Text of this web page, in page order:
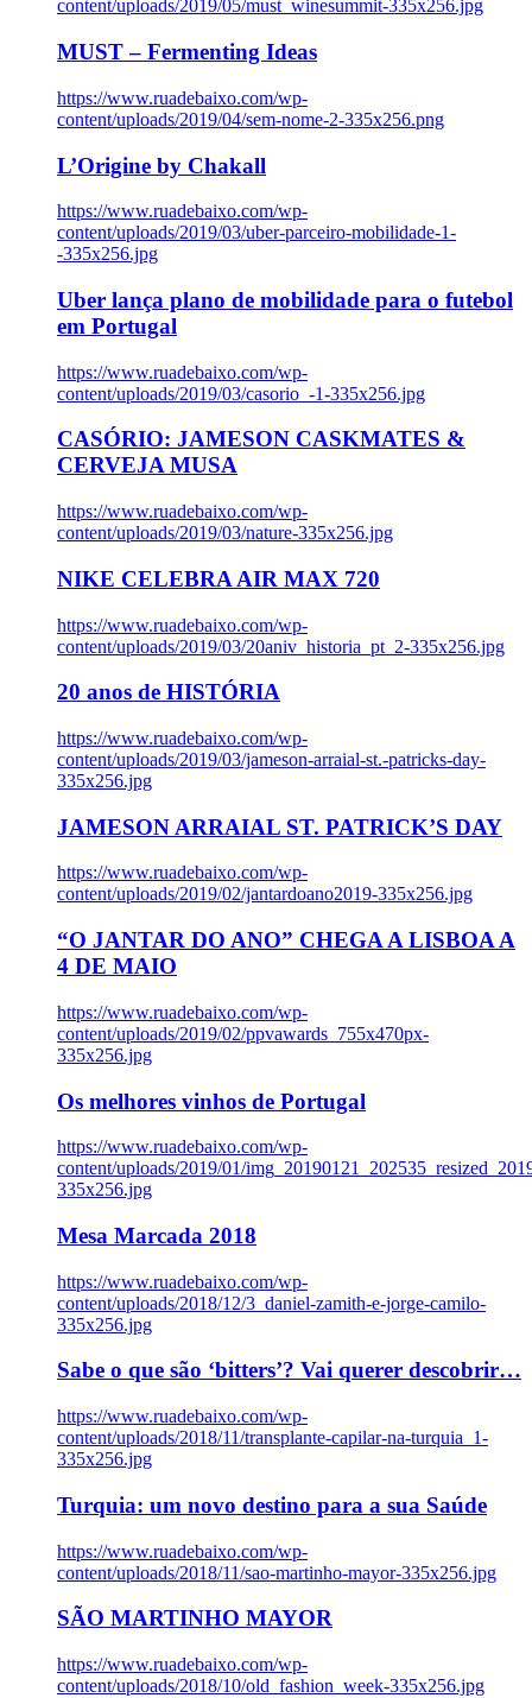
content/uploads/2019/05/must_winesummit-335x256.jpg
MUST – Fermenting Ideas
https://www.ruadebaixo.com/wp-
content/uploads/2019/04/sem-nome-2-335x256.png
L’Origine by Chakall
https://www.ruadebaixo.com/wp-
content/uploads/2019/03/uber-parceiro-mobilidade-1-
-335x256.jpg
Uber lança plano de mobilidade para o futebol
em Portugal
https://www.ruadebaixo.com/wp-
content/uploads/2019/03/casorio_-1-335x256.jpg
CASÓRIO: JAMESON CASKMATES &
CERVEJA MUSA
https://www.ruadebaixo.com/wp-
content/uploads/2019/03/nature-335x256.jpg
NIKE CELEBRA AIR MAX 720
https://www.ruadebaixo.com/wp-
content/uploads/2019/03/20aniv_historia_pt_2-335x256.jpg
20 anos de HISTÓRIA
https://www.ruadebaixo.com/wp-
content/uploads/2019/03/jameson-arraial-st.-patricks-day-
335x256.jpg
JAMESON ARRAIAL ST. PATRICK’S DAY
https://www.ruadebaixo.com/wp-
content/uploads/2019/02/jantardoano2019-335x256.jpg
“O JANTAR DO ANO” CHEGA A LISBOA A
4 DE MAIO
https://www.ruadebaixo.com/wp-
content/uploads/2019/02/ppvawards_755x470px-
335x256.jpg
Os melhores vinhos de Portugal
https://www.ruadebaixo.com/wp-
content/uploads/2019/01/
335x256.jpg
Mesa Marcada 2018
https://www.ruadebaixo.com/wp-
content/uploads/2018/12/3_daniel-zamith-e-jorge-camilo-
335x256.jpg
Sabe o que são ‘bitters’? Vai querer descobrir…
https://www.ruadebaixo.com/wp-
content/uploads/2018/11/transplante-capilar-na-turquia_1-
335x256.jpg
Turquia: um novo destino para a sua Saúde
https://www.ruadebaixo.com/wp-
content/uploads/2018/11/sao-martinho-mayor-335x256.jpg
SÃO MARTINHO MAYOR
https://www.ruadebaixo.com/wp-
content/uploads/2018/10/old_fashion_week-335x256.jpg